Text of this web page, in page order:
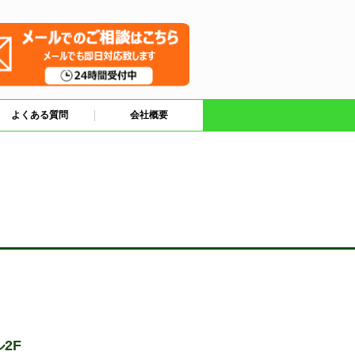
よくある質問 会社概要
2F